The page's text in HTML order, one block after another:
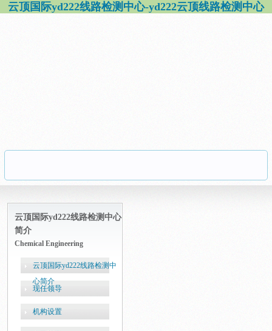
云顶国际yd222线路检测中心-yd222云顶线路检测中心
云顶国际yd222线路检测中心
简介
Chemical Engineering
云顶国际yd222线路检测中
心简介
现任领导
机构设置